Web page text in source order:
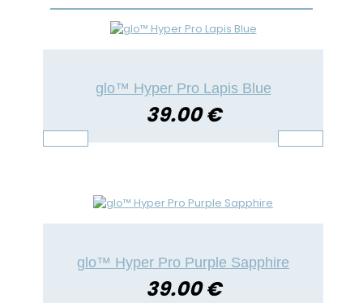
glo™ Hyper Pro Lapis Blue
39.00 €
glo™ Hyper Pro Purple Sapphire
39.00 €